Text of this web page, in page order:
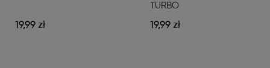
19,99 zł
TURBO
19,99 zł